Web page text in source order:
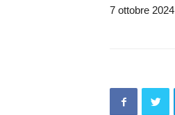
7 ottobre 2024